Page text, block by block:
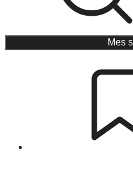
Mes